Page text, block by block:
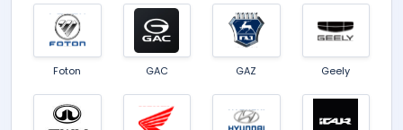
Foton GAC GAZ Geely